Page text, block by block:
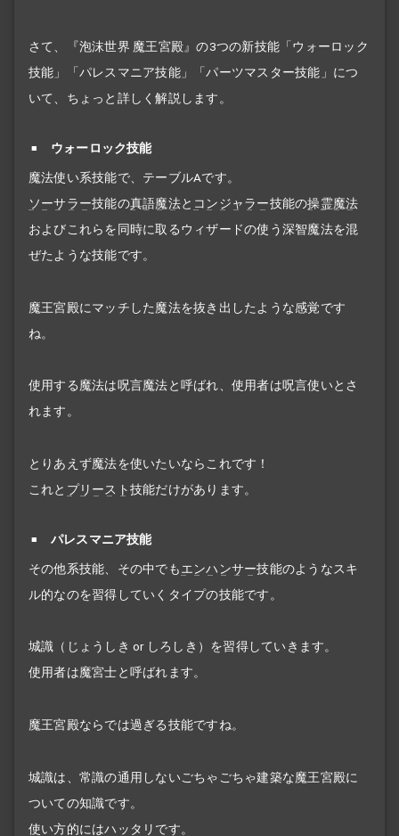
さて、『泡沫世界 魔王宮殿』の3つの新技能「ウォーロック
技能」「パレスマニア技能」「パーツマスター技能」につ
いて、ちょっと詳しく解説します。
ウォーロック技能
魔法使い系技能で、テーブルAです。
ソーサラー技能の真語魔法と コンジャラー技能の操霊魔法
およびこれらを同時に取るウィザードの使う深智魔法を混
ぜたような技能です。
魔王宮殿にマッチした魔法を抜き出したような感覚です
ね。
使用する魔法は呪言魔法と呼ばれ、使用者は呪言使いとさ
れます。
とりあえず魔法を使いたいならこれです！
これと プリースト技能だけがあります。
パレスマニア技能
その他系技能、その中でもエンハンサー技能のようなスキ
ル的なのを習得していくタイプの技能です。
城識（じょうしき or しろしき）を習得していきます。
使用者は魔宮士と呼ばれます。
魔王宮殿ならでは過ぎる技能ですね。
城識は、常識の通用しないごちゃごちゃ建築な魔王宮殿に
ついての知識です。
使い方的にはハッタリです。